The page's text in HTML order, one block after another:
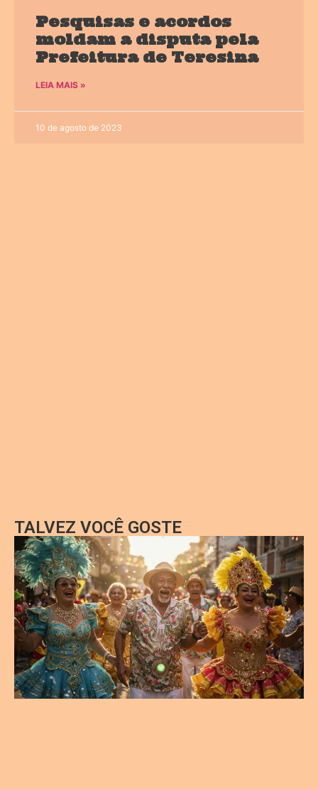
Pesquisas e acordos
moldam a disputa pela
Prefeitura de Teresina
LEIA MAIS »
10 de agosto de 2023
TALVEZ VOCÊ GOSTE